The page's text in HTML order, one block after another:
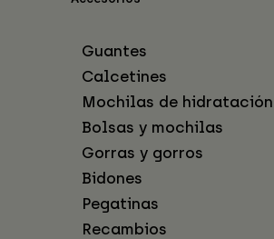
Guantes
Calcetines
Mochilas de hidratación
Bolsas y mochilas
Gorras y gorros
Bidones
Pegatinas
Recambios